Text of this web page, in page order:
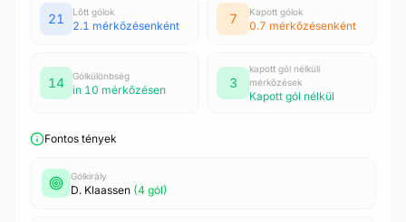
21 Lőtt gólok
2.1 mérkőzésenként 7 Kapott gólok
0.7 mérkőzésenként
14 Gólkülönbség
in 10 mérkőzésen 3
kapott gól nélküli
mérkőzések
Kapott gól nélkül
Fontos tények
Gólkirály
D. Klaassen (4 gól)